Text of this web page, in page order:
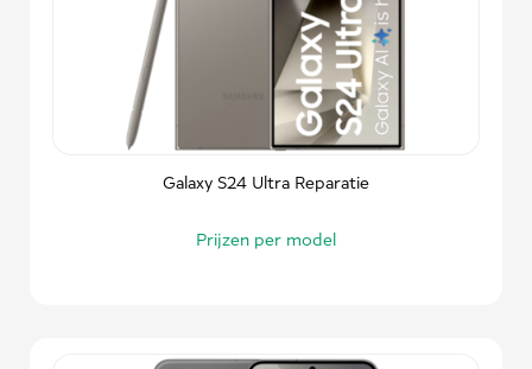
Galaxy S24 Ultra Reparatie
Prijzen per model